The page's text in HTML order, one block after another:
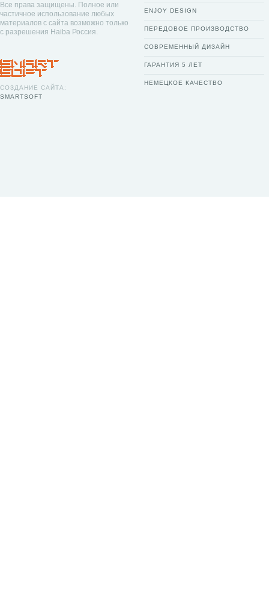
Все права защищены. Полное или
частичное использование любых
материалов с сайта возможно только
с разрешения Haiba Россия.
СОЗДАНИЕ САЙТА:
SMARTSOFT
ENJOY DESIGN
ПЕРЕДОВОЕ ПРОИЗВОДСТВО
СОВРЕМЕННЫЙ ДИЗАЙН
ГАРАНТИЯ 5 ЛЕТ
НЕМЕЦКОЕ КАЧЕСТВО